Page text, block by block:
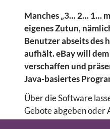
Manches „3… 2… 1…
eigenes Zutun,
Benutzer abseits des
aufhält. eBay will
verschaffen und
Java-basiertes
Über die Software
Gebote abgeben oder
der Benutzer auf die